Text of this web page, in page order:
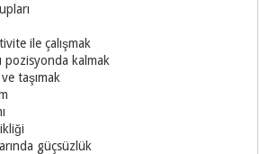
ile çalışmak
pozisyonda kalmak
taşımak
güçsüzlük